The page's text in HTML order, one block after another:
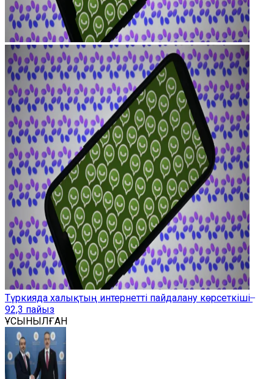
Түркияда халықтың интернетті пайдалану көрсеткіші ̶
92,3 пайыз
ҰСЫНЫЛҒАН